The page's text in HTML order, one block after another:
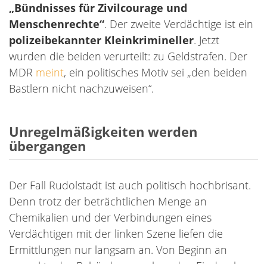
„Bündnisses für Zivilcourage und
Menschenrechte“. Der zweite Verdächtige ist ein
polizeibekannter Kleinkrimineller. Jetzt
wurden die beiden verurteilt: zu Geldstrafen. Der
MDR meint, ein politisches Motiv sei „den beiden
Bastlern nicht nachzuweisen“.
Unregelmäßigkeiten werden
übergangen
Der Fall Rudolstadt ist auch politisch hochbrisant.
Denn trotz der beträchtlichen Menge an
Chemikalien und der Verbindungen eines
Verdächtigen mit der linken Szene liefen die
Ermittlungen nur langsam an. Von Beginn an